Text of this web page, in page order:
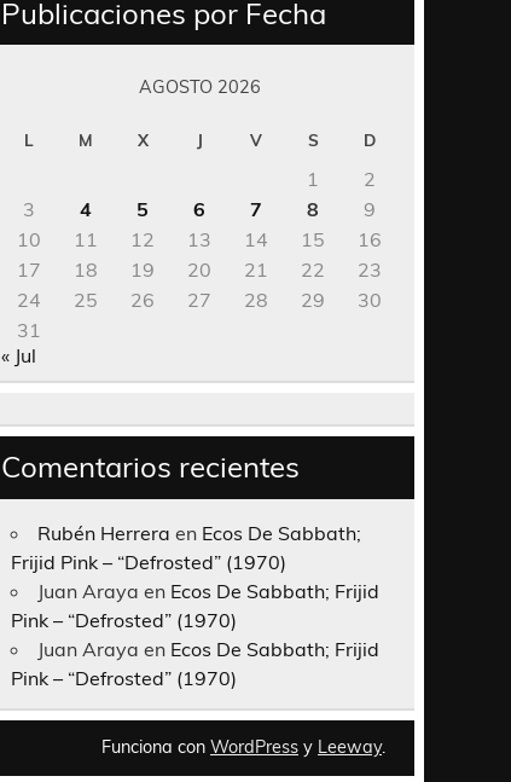
Publicaciones por Fecha
AGOSTO 2026
L M X J V S D
1
2
3
4 5 6 7 8
9
10
11 12 13 14 15
16
17
18 19 20 21 22
23
24
25 26 27 28 29
30
31
« Jul
Comentarios recientes
Rubén Herrera en Ecos De Sabbath;
Frijid Pink – “Defrosted” (1970)
Juan Araya en Ecos De Sabbath; Frijid
Pink – “Defrosted” (1970)
Juan Araya en Ecos De Sabbath; Frijid
Pink – “Defrosted” (1970)
Funciona con WordPress y Leeway.